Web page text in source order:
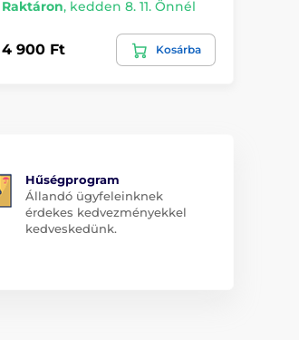
Raktáron, kedden 8. 11. Önnél
4 900 Ft Kosárba
Hűségprogram
Állandó ügyfeleinknek
érdekes kedvezményekkel
kedveskedünk.